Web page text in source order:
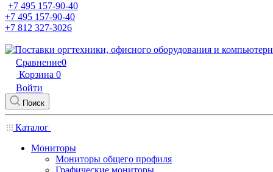
+7 495 157-90-40
+7 495 157-90-40
+7 812 327-3026
Сравнение0
Корзина 0
Войти
Поиск
Каталог
Мониторы
Мониторы общего профиля
Графические мониторы